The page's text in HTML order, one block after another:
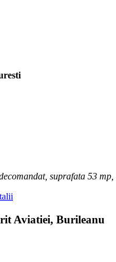
suprafata 53
Aviatiei, Burileanu